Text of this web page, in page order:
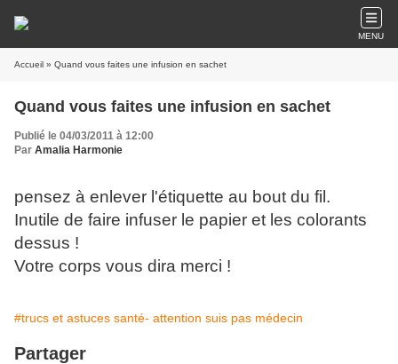
MENU
Accueil » Quand vous faites une infusion en sachet
Quand vous faites une infusion en sachet
Publié le 04/03/2011 à 12:00
Par Amalia Harmonie
pensez à enlever l'étiquette au bout du fil.
Inutile de faire infuser le papier et les colorants
dessus !
Votre corps vous dira merci !
#trucs et astuces santé- attention suis pas médecin
Partager